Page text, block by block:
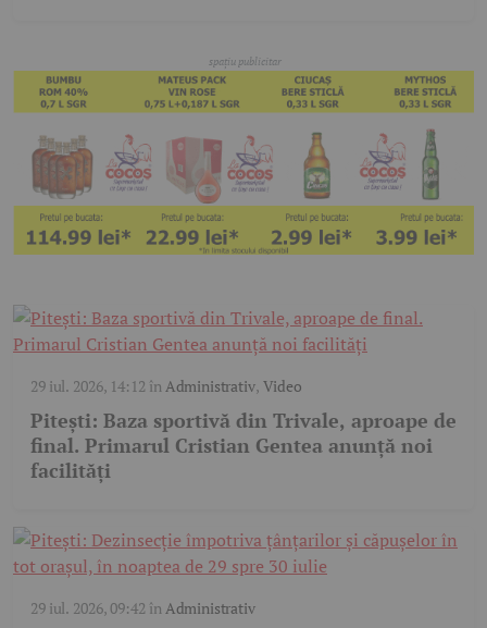
29 iul. 2026, 14:12 înAdministrativ, Video
Pitești: Baza sportivă din Trivale, aproape de
final. Primarul Cristian Gentea anunță noi
facilități
29 iul. 2026, 09:42 înAdministrativ